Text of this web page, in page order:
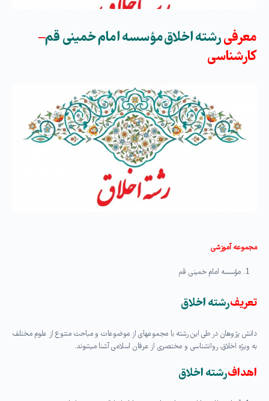
معرفیرشته اخلاق مؤسسه امام خمینی قم–
کارشناسی
مجموعه‏ آموزشی
مؤسسه امام خمینی قم
تعریفرشته اخلاق
دانش پژوهان در طی این رشته با مجموعه‏ای از موضوعات و مباحث متنوع از علوم مختلف
به ویژه اخلاق، روانشناسی و مختصری از عرفان اسلامی آشنا می‏شوند.
اهدافرشته اخلاق